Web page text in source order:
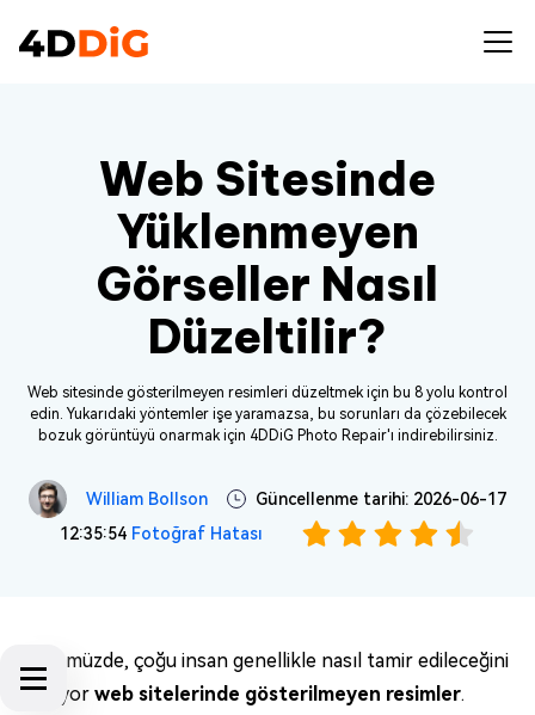
Web Sitesinde
Yüklenmeyen
Görseller Nasıl
Düzeltilir?
Web sitesinde gösterilmeyen resimleri düzeltmek için bu 8 yolu kontrol
edin. Yukarıdaki yöntemler işe yaramazsa, bu sorunları da çözebilecek
bozuk görüntüyü onarmak için 4DDiG Photo Repair'ı indirebilirsiniz.
William Bollson
Güncellenme tarihi: 2026-06-17
12:35:54 Fotoğraf Hatası
Günümüzde, çoğu insan genellikle nasıl tamir edileceğini
soruyor web sitelerinde gösterilmeyen resimler.